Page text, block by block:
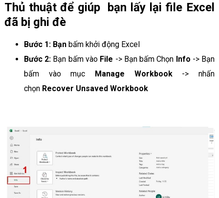
Thủ thuật để giúp bạn lấy lại file Excel
đã bị ghi đè
Bước 1: Bạnbấm khởi động Excel
Bước 2: Bạn bấm vào File -> Bạn bấm Chọn Info -> Bạn
bấm vào mục Manage Workbook -> nhấn
chọn Recover Unsaved Workbook